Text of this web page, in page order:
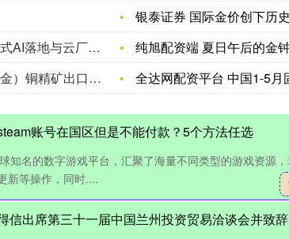
中信证券研报指出，近几年，受生成式AI落地与云厂商数据中心扩张驱动，美国主要科技公司资本开支自2024年以来快速上升，AI投资占美国GDP比重也在近几年快速提升至10%。AI正在成为美国经济增长的重要驱动力，但同时AI发展在短期可能会对美国就业总量造成一定负面影响，并在未来影响美国就业结构。此外，AI快速发展导致的电力、芯片紧缺也一定程度推动了美国通胀压力。
中信证券研报称，刚果（金）铜精矿出口禁令的新闻或将进一步激发铜市场的看多情绪，推动铜价加速冲击15000美元/吨以上。在美联储加息预期降温、矿端扰动频发、美国持续虹吸全球铜库存等因素影响下，预计铜板块将迎来估值和业绩的共振上涨，推荐具备优质铜矿资产和清晰产量成长路径的铜企。
银泰证券 国际金价创下历史新高
纯旭配资端 夏日午后的金钟：给孩
全达网配资平台 中国1-5月固定
账号在国区但是不能付款？5个方法任选
知名的数字游戏平台，汇聚了海量不同类型的游戏资源
新等操作，同时....
信出席第三十一届中国兰州投资贸易洽谈会并致辞